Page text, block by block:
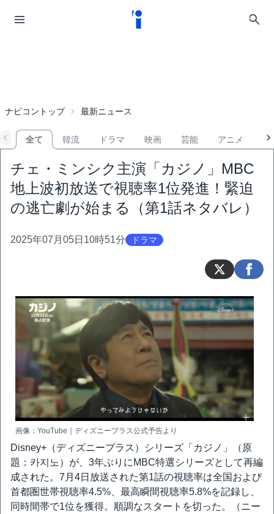
ナビコントップ 最新ニュース
全て 韓流 ドラマ 映画 芸能 アニメ
チェ・ミンシク主演「カジノ」MBC
地上波初放送で視聴率1位発進！緊迫
の逃亡劇が始まる（第1話ネタバレ）
2025年07月05日10時51分 ドラマ
画像：YouTube｜ディズニープラス公式予告より
Disney+（ディズニープラス）シリーズ「カジノ」（原
題：카지노）が、3年ぶりにMBC特選シリーズとして再編
成された。7月4日放送された第1話の視聴率は全国および
首都圏世帯視聴率4.5%、最高瞬間視聴率5.8%を記録し、
同時間帯で1位を獲得。順調なスタートを切った。（ニー